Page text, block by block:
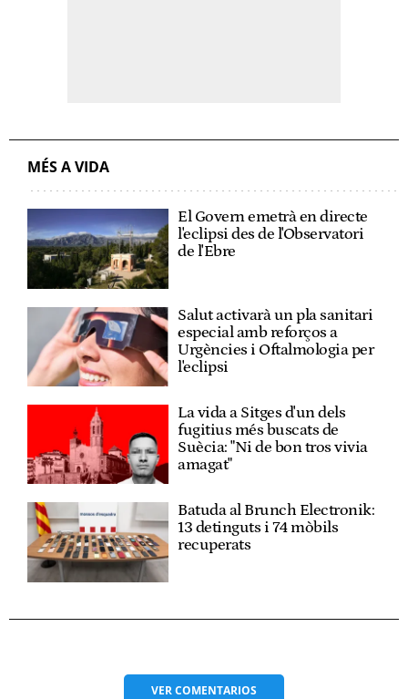
MÉS A VIDA
El Govern emetrà en directe
l'eclipsi des de l'Observatori
de l'Ebre
Salut activarà un pla sanitari
especial amb reforços a
Urgències i Oftalmologia per
l'eclipsi
La vida a Sitges d'un dels
fugitius més buscats de
Suècia: "Ni de bon tros vivia
amagat"
Batuda al Brunch Electronik:
13 detinguts i 74 mòbils
recuperats
VERCOMENTARIOS